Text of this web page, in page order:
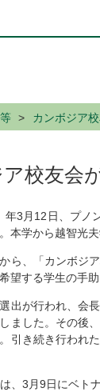
カンボジア
校友会
年3月12日、プノ
本学から越智光
ら、「カンボジ
望する学生の手
出が行われ、会
ました。その後
引き続き行われ
、3月9日にベト